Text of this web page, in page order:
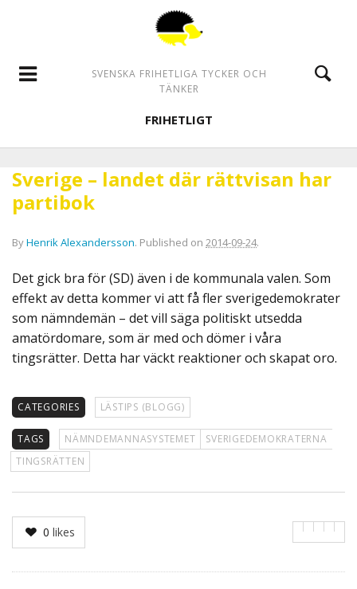
SVENSKA FRIHETLIGA TYCKER OCH
TÄNKER
FRIHETLIGT
Sverige – landet där rättvisan har
partibok
ByHenrik Alexandersson. Published on 2014-09-24.
Det gick bra för (SD) även i de kommunala valen. Som
effekt av detta kommer vi att få fler sverigedemokrater
som nämndemän – det vill säga politiskt utsedda
amatördomare, som är med och dömer i våra
tingsrätter. Detta har väckt reaktioner och skapat oro.
CATEGORIES LÄSTIPS (BLOGG)
TAGS NÄMNDEMANNASYSTEMET
SVERIGEDEMOKRATERNA
TINGSRÄTTEN
0 likes